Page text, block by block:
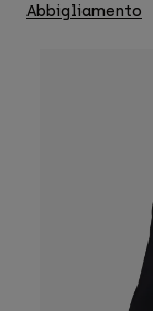
Abbigliamento